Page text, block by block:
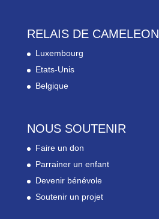
RELAIS DE CAMELEON
Luxembourg
Etats-Unis
Belgique
NOUS SOUTENIR
Faire un don
Parrainer un enfant
Devenir bénévole
Soutenir un projet